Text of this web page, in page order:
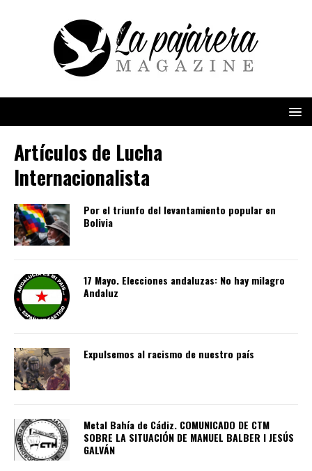
Artículos de Lucha
Internacionalista
Por el triunfo del levantamiento popular en
Bolivia
17 Mayo. Elecciones andaluzas: No hay milagro
Andaluz
Expulsemos al racismo de nuestro país
Metal Bahía de Cádiz. COMUNICADO DE CTM
SOBRE LA SITUACIÓN DE MANUEL BALBER I JESÚS
GALVÁN